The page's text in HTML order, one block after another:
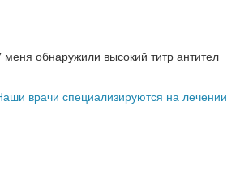
обнаружили высокий титр антител
врачи специализируются на лечении